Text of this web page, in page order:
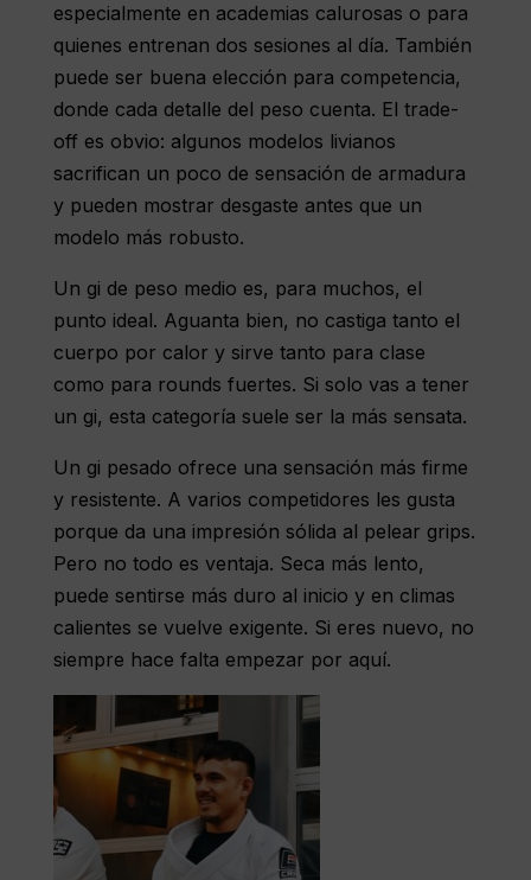
especialmente en academias calurosas o para
quienes entrenan dos sesiones al día. También
puede ser buena elección para competencia,
donde cada detalle del peso cuenta. El trade-
off es obvio: algunos modelos livianos
sacrifican un poco de sensación de armadura
y pueden mostrar desgaste antes que un
modelo más robusto.
Un gi de peso medio es, para muchos, el
punto ideal. Aguanta bien, no castiga tanto el
cuerpo por calor y sirve tanto para clase
como para rounds fuertes. Si solo vas a tener
un gi, esta categoría suele ser la más sensata.
Un gi pesado ofrece una sensación más firme
y resistente. A varios competidores les gusta
porque da una impresión sólida al pelear grips.
Pero no todo es ventaja. Seca más lento,
puede sentirse más duro al inicio y en climas
calientes se vuelve exigente. Si eres nuevo, no
siempre hace falta empezar por aquí.